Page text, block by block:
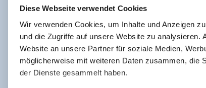
Diese Webseite verwendet Cookies
Wir verwenden Cookies, um Inhalte und Anzeigen
und die Zugriffe auf unsere Website zu
Website an unsere Partner für soziale Medien,
möglicherweise mit weiteren Daten zusammen, die
der Dienste gesammelt haben.